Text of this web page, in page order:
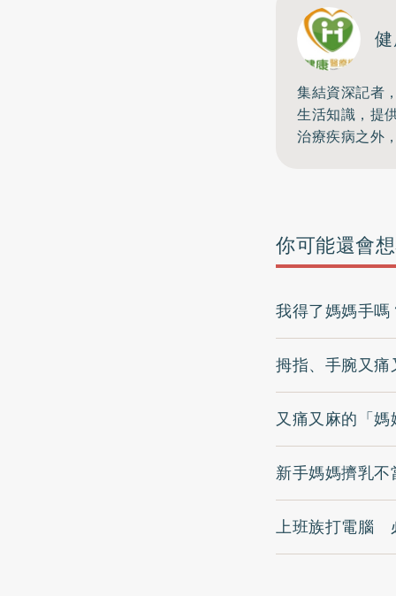
集結資深記者
生活知識，提
治療疾病之外
你可能還會
我得了媽媽手
拇指、手腕又
又痛又麻的「
新手媽媽擠乳
上班族打電腦